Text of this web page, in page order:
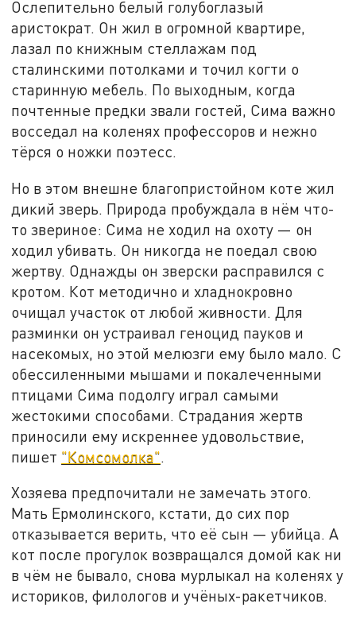
Ослепительно белый голубоглазый
аристократ. Он жил в огромной квартире,
лазал по книжным стеллажам под
сталинскими потолками и точил когти о
старинную мебель. По выходным, когда
почтенные предки звали гостей, Сима важно
восседал на коленях профессоров и нежно
тёрся о ножки поэтесс.
Но в этом внешне благопристойном коте жил
дикий зверь. Природа пробуждала в нём что-
то звериное: Сима не ходил на охоту — он
ходил убивать. Он никогда не поедал свою
жертву. Однажды он зверски расправился с
кротом. Кот методично и хладнокровно
очищал участок от любой живности. Для
разминки он устраивал геноцид пауков и
насекомых, но этой мелюзги ему было мало. С
обессиленными мышами и покалеченными
птицами Сима подолгу играл самыми
жестокими способами. Страдания жертв
приносили ему искреннее удовольствие,
пишет "Комсомолка"
Хозяева предпочитали не замечать этого.
Мать Ермолинского, кстати, до сих пор
отказывается верить, что её сын — убийца. А
кот после прогулок возвращался домой как ни
в чём не бывало, снова мурлыкал на коленях у
историков, филологов и учёных-ракетчиков.